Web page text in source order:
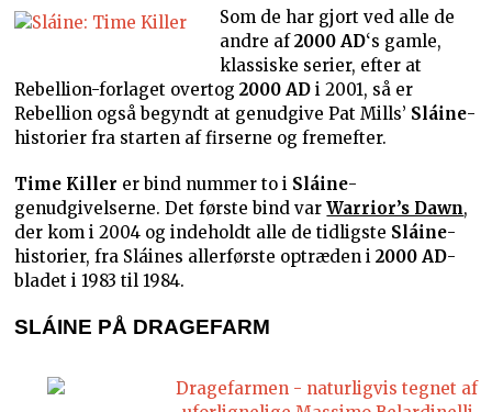
Som de har gjort ved alle de
andre af2000 AD‘s gamle,
klassiske serier, efter at
Rebellion-forlaget overtog2000 AD i 2001, så er
Rebellion også begyndt at genudgive Pat Mills’ Sláine-
historier fra starten af firserne og fremefter.
Time Killer er bind nummer to i Sláine-
genudgivelserne. Det første bind varWarrior’s Dawn,
der kom i 2004 og indeholdt alle de tidligste Sláine-
historier, fra Sláines allerførste optræden i2000 AD-
bladet i 1983 til 1984.
SLÁINE PÅ DRAGEFARM